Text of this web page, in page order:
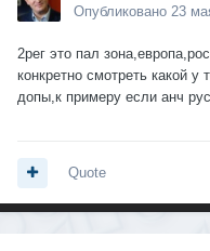
Опубликовано 23
2рег это пал
конкретно смотреть какой у
допы,к примеру если анч
Quote